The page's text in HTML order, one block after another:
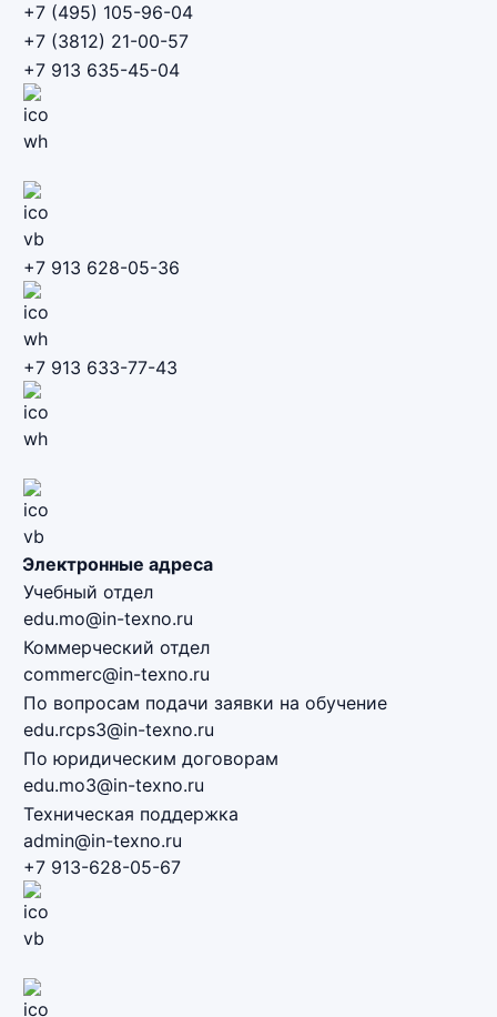
+7 (495) 105-96-04
+7 (3812) 21-00-57
+7 913 635-45-04
+7 913 628-05-36
+7 913 633-77-43
Электронные адреса
Учебный отдел
edu.mo@in-texno.ru
Коммерческий отдел
commerc@in-texno.ru
По вопросам подачи заявки на обучение
edu.rcps3@in-texno.ru
По юридическим договорам
edu.mo3@in-texno.ru
Техническая поддержка
admin@in-texno.ru
+7 913-628-05-67